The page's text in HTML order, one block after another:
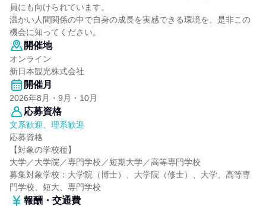
員にも向けられています。
温かい人間関係の中で自身の成長を実感できる環境を、是非この
機会に知ってください。
開催地
オンライン
新日本観光株式会社
開催月
2026年8月・9月・10月
応募資格
文系歓迎、理系歓迎
応募資格
【対象の学校種】
大学／大学院／専門学校／短期大学／高等専門学校
募集対象学校：大学院（博士）、大学院（修士）、大学、高等専
門学校、短大、専門学校
報酬・交通費